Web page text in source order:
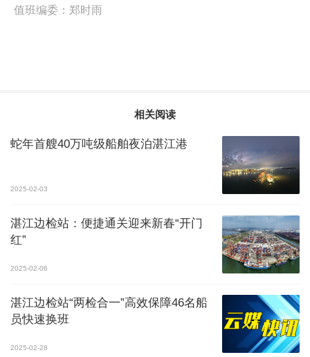
值班编委： 郑时雨
相关阅读
蛇年首艘40万吨级船舶夜泊湛江港
2025-02-03
湛江边检站：便捷通关迎来新春“开门
红”
2025-02-06
湛江边检站“两检合一”高效保障46名船
员快速换班
2025-02-28